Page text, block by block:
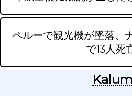
ペルーで観光機が墜落、
で13人死